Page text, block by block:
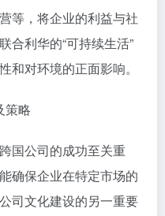
等，将企业的利益与社
合利华的“可持续生活”
和对环境的正面影响。
策略
国公司的成功至关重
确保企业在特定市场的
司文化建设的另一重要